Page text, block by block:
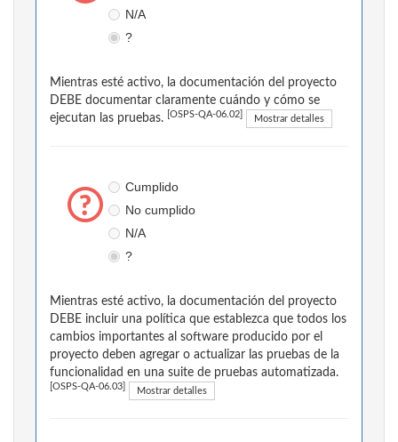
N/A
?
Mientras esté activo, la documentación del proyecto
DEBE documentar claramente cuándo y cómo se
ejecutan las pruebas.
[OSPS-QA-06.02] Mostrar detalles
Cumplido
No cumplido
N/A
?
Mientras esté activo, la documentación del proyecto
DEBE incluir una política que establezca que todos los
cambios importantes al software producido por el
proyecto deben agregar o actualizar las pruebas de la
funcionalidad en una suite de pruebas automatizada.
[OSPS-QA-06.03] Mostrar detalles